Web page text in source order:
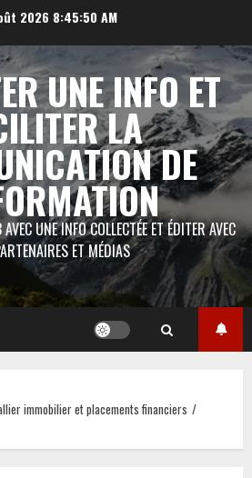
2026 8:45:51 AM
UNE INFO ET
LA
DE
UNE INFO COLLECTÉE ET ÉDITER AVEC
ET MÉDIAS
immobilier et placements financiers